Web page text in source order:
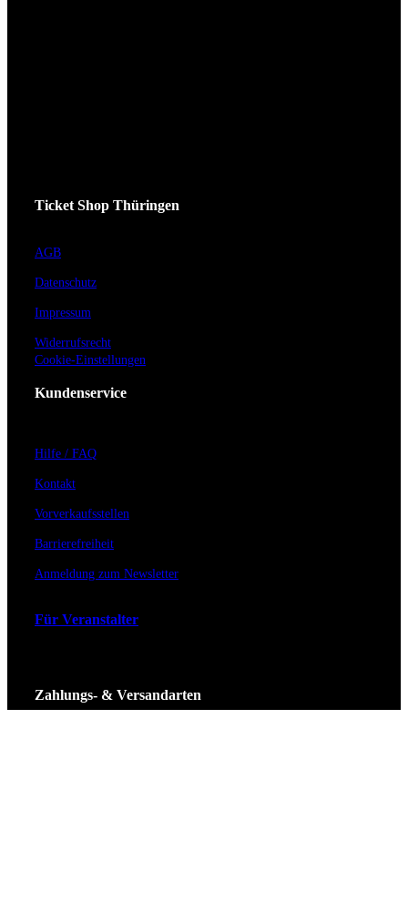
Ticket Shop Thüringen
AGB
Datenschutz
Impressum
Widerrufsrecht
Cookie-Einstellungen
Kundenservice
Hilfe / FAQ
Kontakt
Vorverkaufsstellen
Barrierefreiheit
Anmeldung zum Newsletter
Für Veranstalter
Zahlungs- & Versandarten